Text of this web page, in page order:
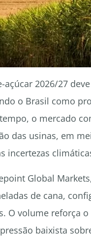
açúcar 2026/27
o Brasil como
o mercado
das usinas, em
incertezas
Global
de cana,
O volume reforça
baixista